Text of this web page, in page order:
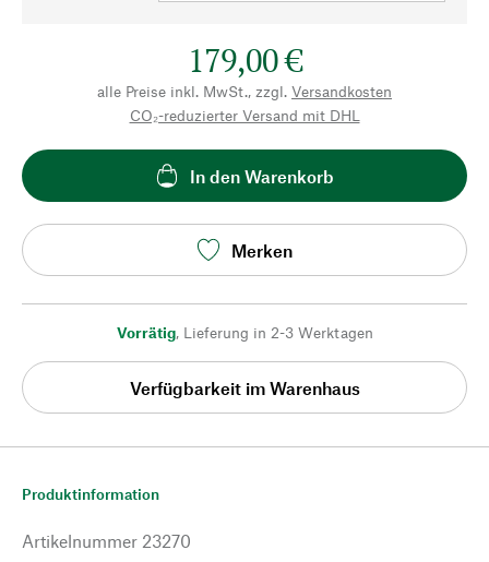
179,00 €
alle Preise inkl. MwSt., zzgl. Versandkosten
CO₂-reduzierter Versand mit DHL
In den Warenkorb
Merken
Vorrätig, Lieferung in 2-3 Werktagen
Verfügbarkeit im Warenhaus
Produktinformation
Artikelnummer 23270